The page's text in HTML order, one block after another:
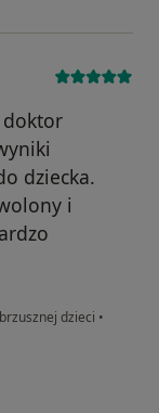
doktor
dziecka.
i
dzieci •